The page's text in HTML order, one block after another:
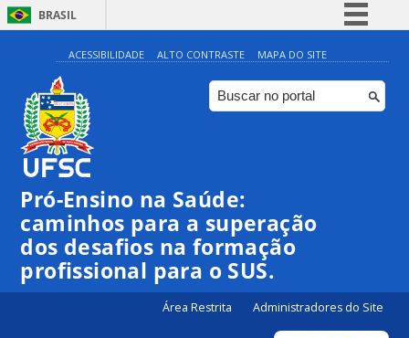
BRASIL
Simplifique!
Comunica BR
Participe
ACESSIBILIDADE ALTO CONTRASTE MAPA DO SITE
Pró-Ensino na Saúde:
caminhos para a superação
dos desafios na formação
profissional para o SUS.
Área Restrita Administradores do Site